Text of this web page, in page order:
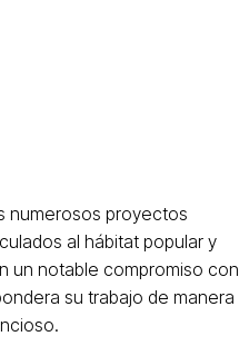
numerosos proyectos
al hábitat popular y
un notable compromiso con
su trabajo de manera